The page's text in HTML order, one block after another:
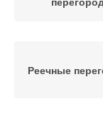
Реечные